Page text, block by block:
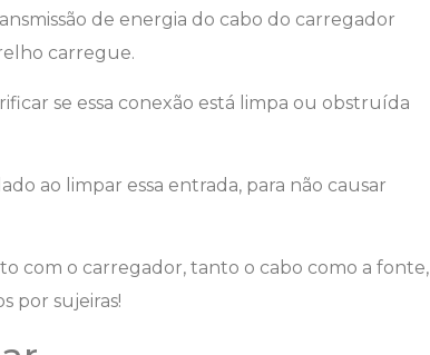
de energia do cabo do carregador
carregue.
se essa conexão está limpa ou obstruída
ao limpar essa entrada, para não causar
com o carregador, tanto o cabo como a fonte,
por sujeiras!